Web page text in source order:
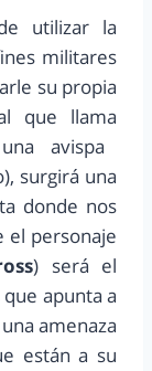
utilizar la
militares
su propia
que llama
avispa
surgirá una
donde nos
el personaje
) será el
apunta a
amenaza
están a su